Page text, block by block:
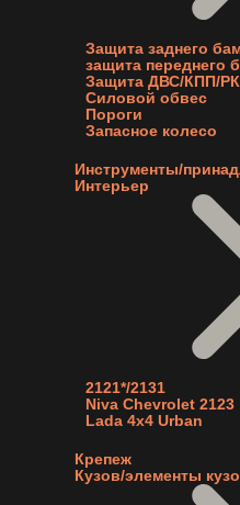
Защита заднего
защита переднего
Защита ДВС/КПП/РК
Силовой обвес
Пороги
Запасное колесо
Инструменты/
Интерьер
2121*/2131
Niva Chevrolet 2123
Lada 4x4 Urban
Крепеж
Кузов/элементы